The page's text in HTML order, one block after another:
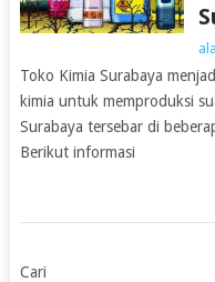
Toko Kimia Surabaya
kimia untuk memproduksi
Surabaya tersebar di
Berikut informasi
Cari